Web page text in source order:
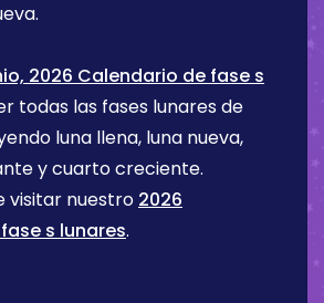
2026 Calendario de fase s
todas las fases lunares de
luna llena, luna nueva,
y cuarto creciente.
visitar nuestro 2026
s lunares.